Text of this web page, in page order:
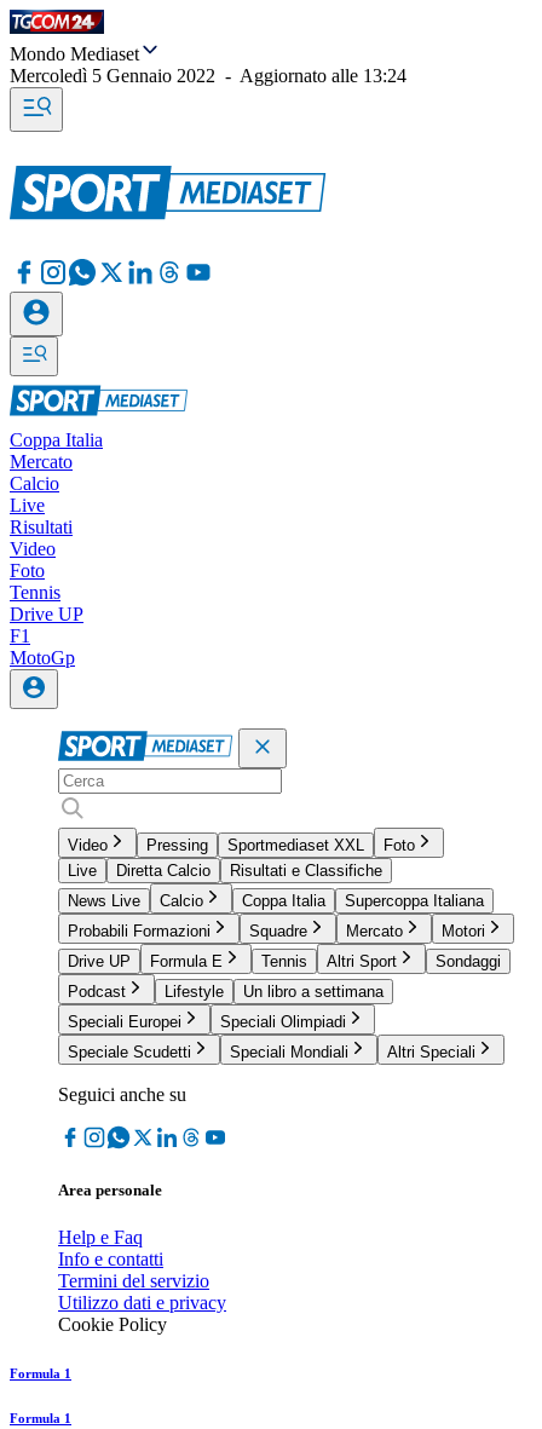
Mondo Mediaset
Mercoledì 5 Gennaio 2022 - Aggiornato alle 13:24
Coppa Italia
Mercato
Calcio
Live
Risultati
Video
Foto
Tennis
Drive UP
F1
MotoGp
Video Pressing Sportmediaset XXL
Foto
Live
Diretta Calcio
Risultati e Classifiche
News Live
Calcio Coppa Italia
Supercoppa Italiana
Probabili Formazioni
Squadre Mercato
Motori
Drive UP
Formula E Tennis Altri Sport
Sondaggi
Podcast
Lifestyle
Un libro a settimana
Speciali Europei
Speciali Olimpiadi
Speciale Scudetti
Speciali Mondiali Altri Speciali
Seguici anche su
Area personale
Help e Faq
Info e contatti
Termini del servizio
Utilizzo dati e privacy
Cookie Policy
Formula 1
Formula 1